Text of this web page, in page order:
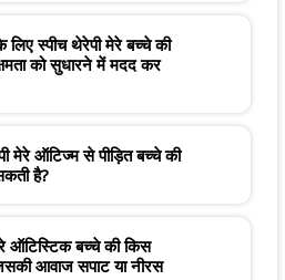
स्पीच थेरेपी मेरे बच्चे की
को सुधारने में मदद कर
मेरे ऑटिज्म से पीड़ित बच्चे की
है?
ऑटिस्टिक बच्चे की किस
आवाज सपाट या नीरस